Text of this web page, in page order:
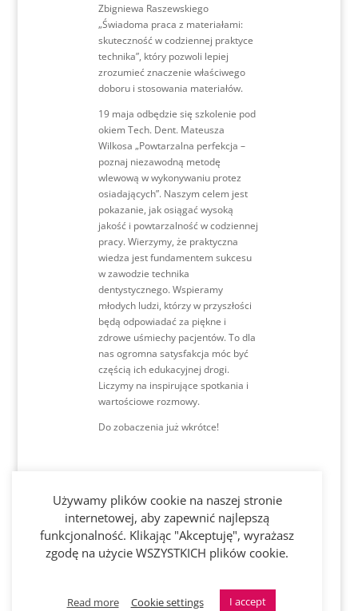
Zbigniewa Raszewskiego
„Świadoma praca z materiałami:
skuteczność w codziennej praktyce
technika”, który pozwoli lepiej
zrozumieć znaczenie właściwego
doboru i stosowania materiałów.
19 maja odbędzie się szkolenie pod
okiem Tech. Dent. Mateusza
Wilkosa „Powtarzalna perfekcja –
poznaj niezawodną metodę
wlewową w wykonywaniu protez
osiadających”. Naszym celem jest
pokazanie, jak osiągać wysoką
jakość i powtarzalność w codziennej
pracy. Wierzymy, że praktyczna
wiedza jest fundamentem sukcesu
w zawodzie technika
dentystycznego. Wspieramy
młodych ludzi, którzy w przyszłości
będą odpowiadać za piękne i
zdrowe uśmiechy pacjentów. To dla
nas ogromna satysfakcja móc być
częścią ich edukacyjnej drogi.
Liczymy na inspirujące spotkania i
wartościowe rozmowy.
Do zobaczenia już wkrótce!
Sprawdź
Gazetkę Q2
Używamy plików cookie na naszej stronie
internetowej, aby zapewnić najlepszą
funkcjonalność. Klikając "Akceptuję", wyrażasz
zgodę na użycie WSZYSTKICH plików cookie.
Read more Cookie settings I accept